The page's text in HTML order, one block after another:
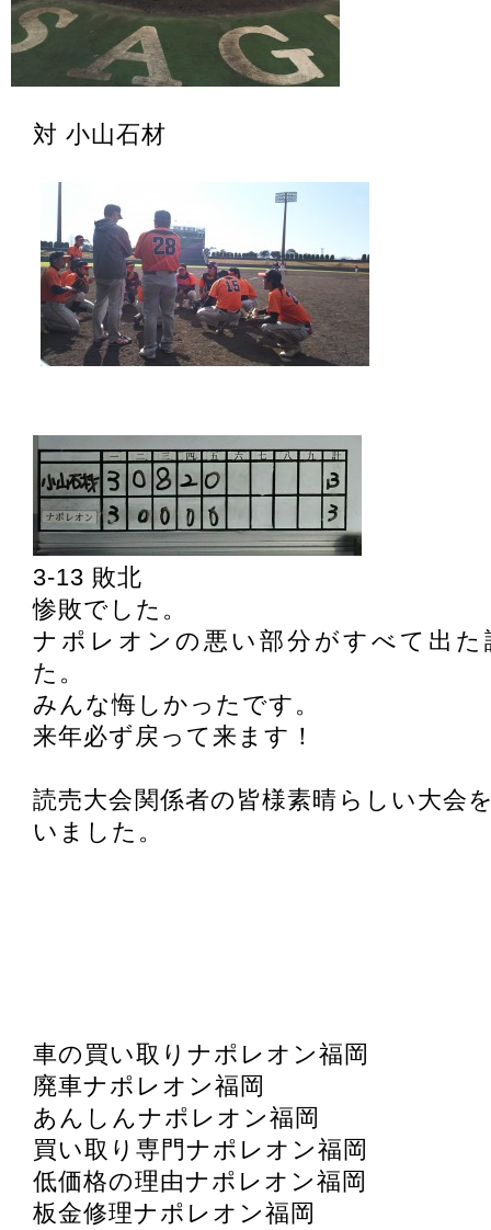
対 小山石材
3-13 敗北
惨敗でした。
ナポレオンの悪い部分がすべて出
た。
みんな悔しかったです。
来年必ず戻って来ます！
読売大会関係者の皆様素晴らしい大会
いました。
車の買い取りナポレオン福岡
廃車ナポレオン福岡
あんしんナポレオン福岡
買い取り専門ナポレオン福岡
低価格の理由ナポレオン福岡
板金修理ナポレオン福岡